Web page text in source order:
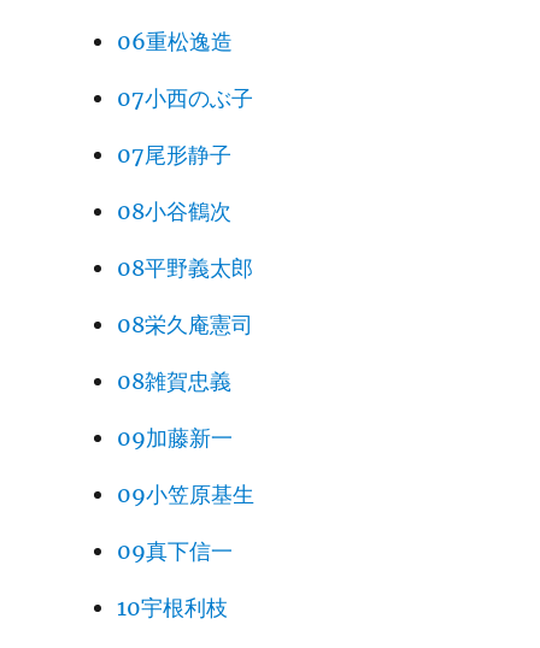
06重松逸造
07小西のぶ子
07尾形静子
08小谷鶴次
08平野義太郎
08栄久庵憲司
08雑賀忠義
09加藤新一
09小笠原基生
09真下信一
10宇根利枝